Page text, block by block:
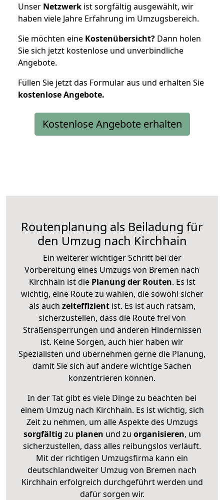
Unser Netzwerk ist sorgfältig ausgewählt, wir
haben viele Jahre Erfahrung im Umzugsbereich.
Sie möchten eine Kostenübersicht? Dann holen
Sie sich jetzt kostenlose und unverbindliche
Angebote.
Füllen Sie jetzt das Formular aus und erhalten Sie
kostenloseAngebote.
Kostenlose Angebote erhalten
Routenplanung als Beiladung für
den Umzug nach Kirchhain
Ein weiterer wichtiger Schritt bei der
Vorbereitung eines Umzugs von Bremen nach
Kirchhain ist diePlanung der Routen. Es ist
wichtig, eine Route zu wählen, die sowohl sicher
als auch zeiteffizientist. Es ist auch ratsam,
sicherzustellen, dass die Route frei von
Straßensperrungen und anderen Hindernissen
ist. Keine Sorgen, auch hier haben wir
Spezialisten und übernehmen gerne die Planung,
damit Sie sich auf andere wichtige Sachen
konzentrieren können.
In der Tat gibt es viele Dinge zu beachten bei
einem Umzug nach Kirchhain. Es ist wichtig, sich
Zeit zu nehmen, um alle Aspekte des Umzugs
sorgfältig zu planen und zu organisieren, um
sicherzustellen, dass alles reibungslos verläuft.
Mit der richtigen Umzugsfirma kann ein
deutschlandweiter Umzug von Bremen nach
Kirchhain erfolgreich durchgeführt werden und
dafür sorgen wir.